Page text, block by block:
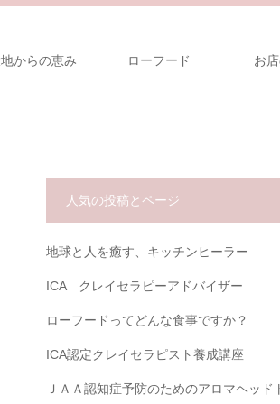
らの恵み ローフード お
人気の投稿とページ
地球と人を癒す、キッチンヒーラー
ICA クレイセラピーアドバイザー
ローフードってどんな食事ですか？
ICA認定クレイセラピスト養成講座
ＪＡＡ認知症予防のためのアロマヘッド